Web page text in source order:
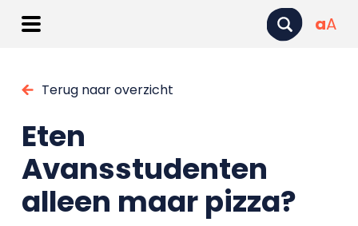
aA
Terug naar overzicht
Eten
Avansstudenten
alleen maar pizza?